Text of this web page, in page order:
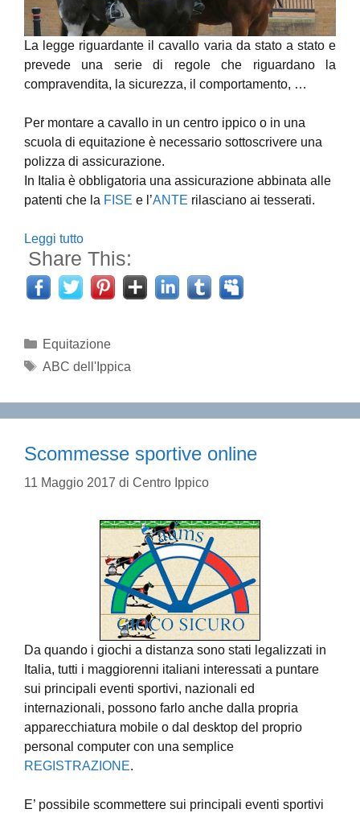
La legge riguardante il cavallo varia da stato a stato e
prevede una serie di regole che riguardano la
compravendita, la sicurezza, il comportamento, …
Per montare a cavallo in un centro ippico o in una
scuola di equitazione è necessario sottoscrivere una
polizza di assicurazione.
In Italia è obbligatoria una assicurazione abbinata alle
patenti che la FISE e l’ANTE rilasciano ai tesserati.
Leggi tutto
Share This:
Categorie
Equitazione
Tag
ABC dell'Ippica
Scommesse sportive online
11 Maggio 2017 di Centro Ippico
Da quando i giochi a distanza sono stati legalizzati in
Italia, tutti i maggiorenni italiani interessati a puntare
sui principali eventi sportivi, nazionali ed
internazionali, possono farlo anche dalla propria
apparecchiatura mobile o dal desktop del proprio
personal computer con una semplice
REGISTRAZIONE.
E’ possibile scommettere sui principali eventi sportivi